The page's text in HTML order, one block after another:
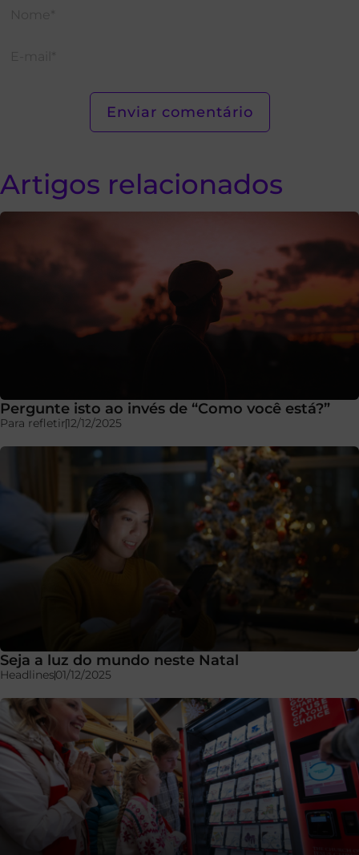
Artigos relacionados
Pergunte isto ao invés de “Como você está?”
Para refletir12/12/2025
Seja a luz do mundo neste Natal
Headlines01/12/2025